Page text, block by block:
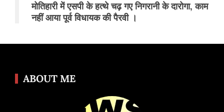
मोतिहारी में एसपी के हत्थे चढ़ गए निगरानी के दारोगा, काम
नहीं आया पूर्व विधायक की पैरवी ।
ABOUT ME